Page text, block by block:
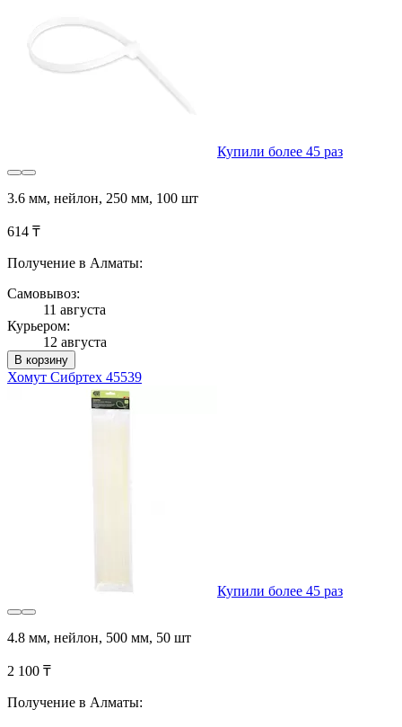
Купили более 45 раз
3.6 мм, нейлон, 250 мм, 100 шт
614 ₸
Получение в Алматы:
Самовывоз:
11 августа
Курьером:
12 августа
В корзину
Хомут Сибртех 45539
Купили более 45 раз
4.8 мм, нейлон, 500 мм, 50 шт
2 100 ₸
Получение в Алматы: